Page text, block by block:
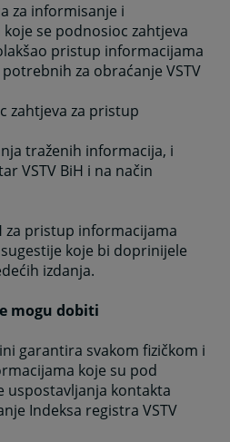
za informisanje i
se podnosioc zahtjeva
pristup informacijama
za obraćanje VSTV
zahtjeva za pristup
traženih informacija, i
VSTV BiH i na način
za pristup informacijama
koje bi doprinijele
izdanja.
mogu dobiti
garantira svakom fizičkom i
koje su pod
uspostavljanja kontakta
Indeksa registra VSTV